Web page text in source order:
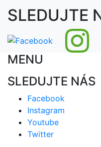
SLEDUJTE
MENU
SLEDUJTE NÁS
Facebook
Instagram
Youtube
Twitter